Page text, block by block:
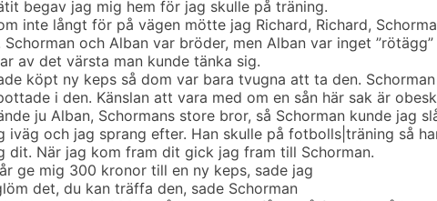
begav jag mig hem för jag skulle på träning.
inte långt för på vägen mötte jag Richard, Richard,
Schorman och Alban var bröder, men Alban var inget ”rötägg”
av det värsta man kunde tänka sig.
köpt ny keps så dom var bara tvugna att ta den.
i den. Känslan att vara med om en sån här sak är
ju Alban, Schormans store bror, så Schorman kunde jag
iväg och jag sprang efter. Han skulle på fotbolls|träning så
dit. När jag kom fram dit gick jag fram till Schorman.
ge mig 300 kronor till en ny keps, sade jag
det, du kan träffa den, sade Schorman